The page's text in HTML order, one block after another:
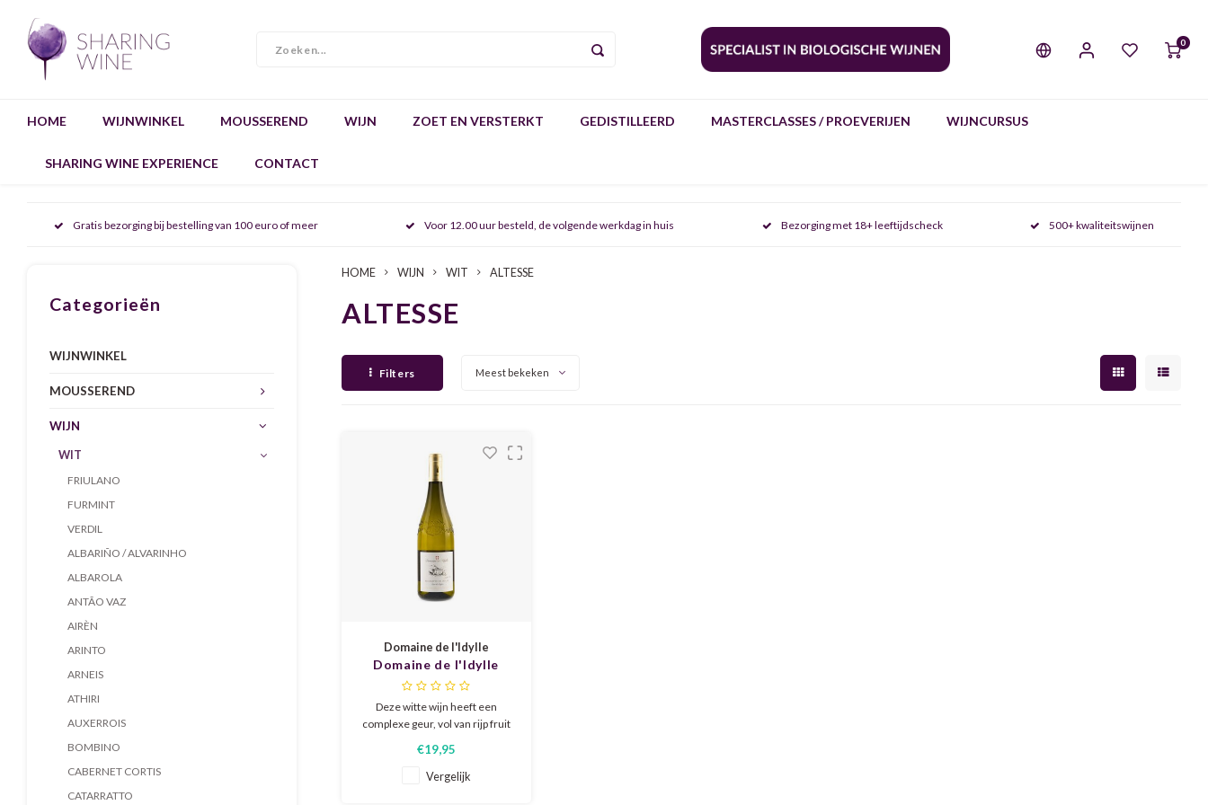
0
HOME WIJNWINKEL MOUSSEREND WIJN ZOET EN VERSTERKT GEDISTILLEERD MASTERCLASSES / PROEVERIJEN WIJNCURSUS
SHARING WINE EXPERIENCE CONTACT
Gratis bezorging bij bestelling van 100 euro of meer Voor 12.00 uur besteld, de volgende werkdag in huis Bezorging met 18+ leeftijdscheck 500+ kwaliteitswijnen
Categorieën
WIJNWINKEL
MOUSSEREND
WIJN
WIT
FRIULANO
FURMINT
VERDIL
ALBARIÑO / ALVARINHO
ALBAROLA
ANTÃO VAZ
AIRÈN
ARINTO
ARNEIS
ATHIRI
AUXERROIS
BOMBINO
CABERNET CORTIS
CATARRATTO
HOME WIJN WIT ALTESSE
ALTESSE
Filters Meest bekeken
Domaine de l'Idylle
Domaine de l'Idylle
Savoie Roussette Bio
2024
Deze witte wijn heeft een
complexe geur, vol van rijp fruit
heeft karakteristieke tonen van
zijn rijping op lie met smaken als
€19,95
Vergelijk